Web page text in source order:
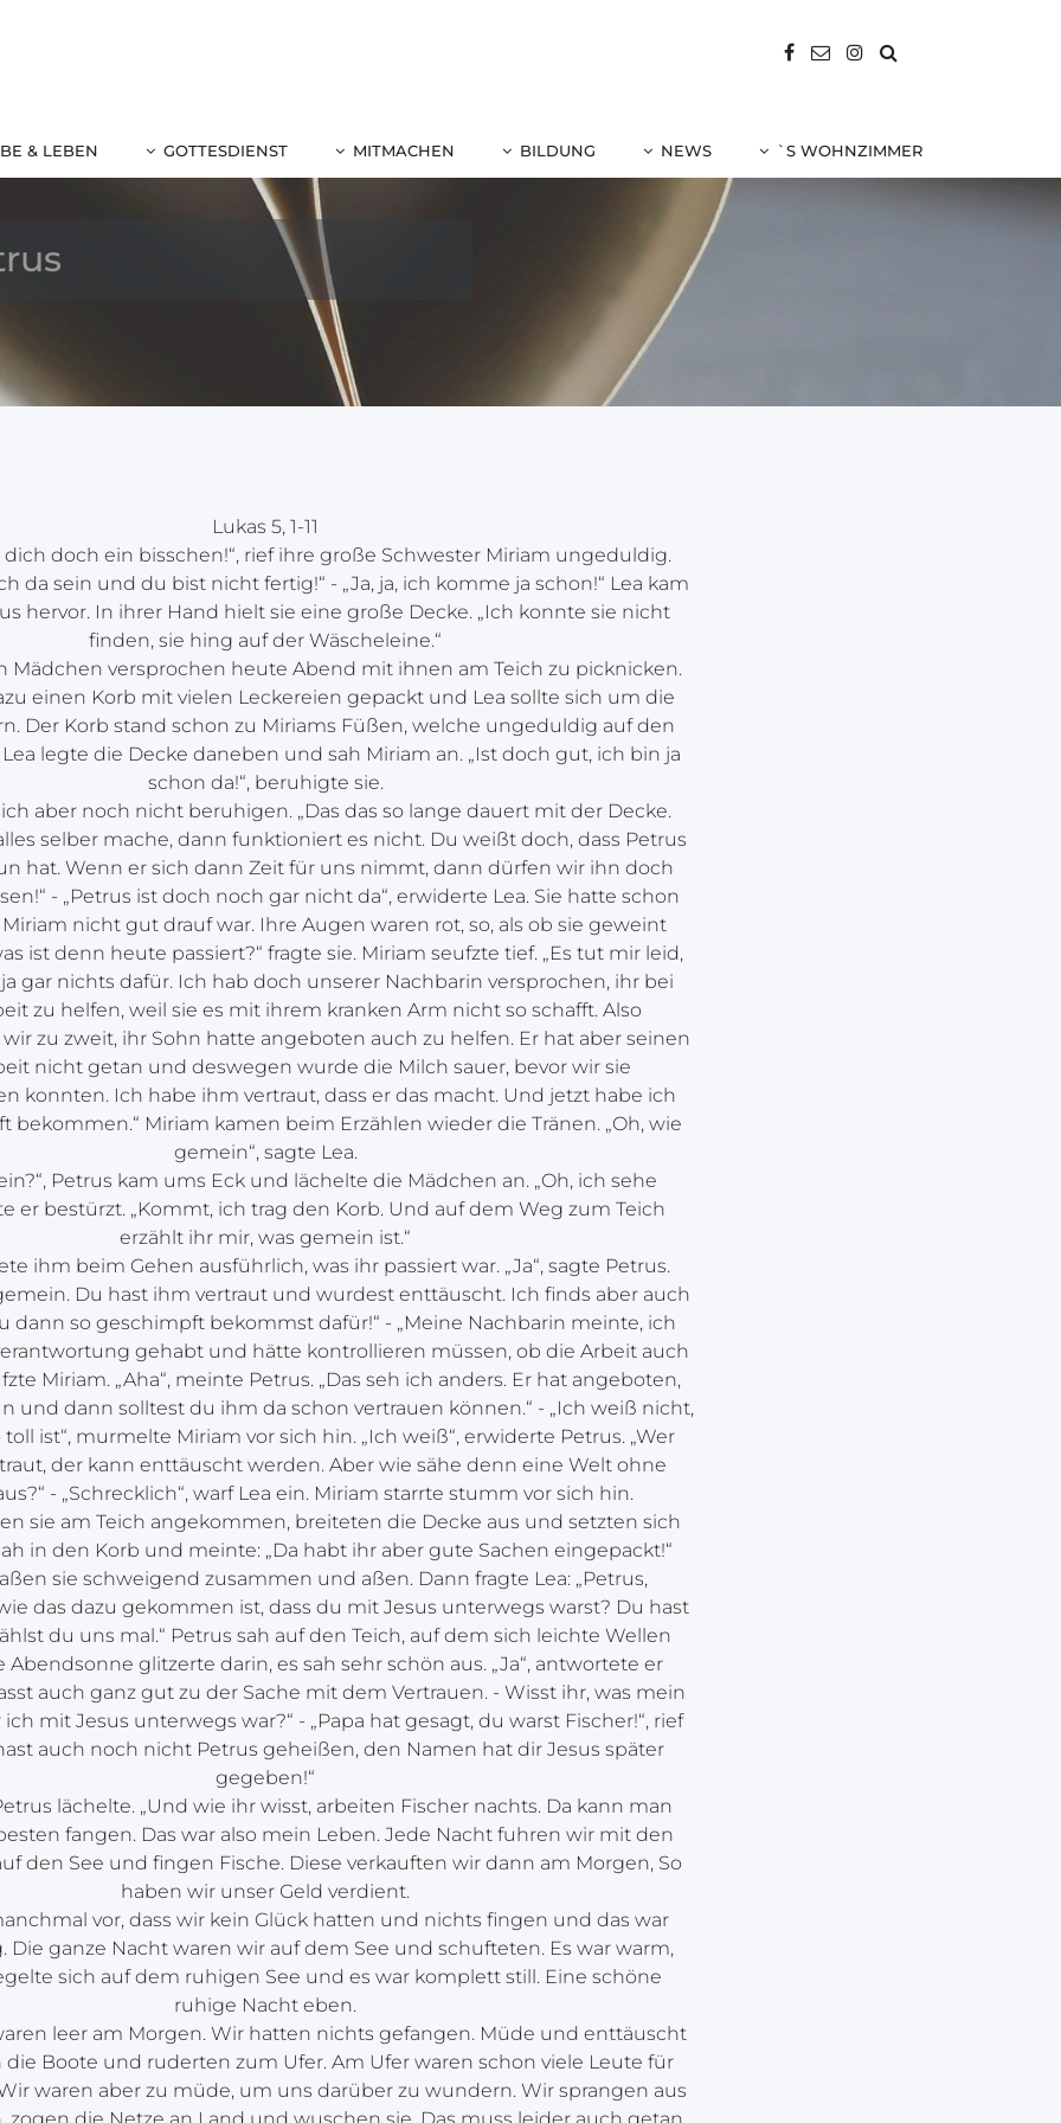
& LEBEN GOTTESDIENST MITMACHEN BILDUNG NEWS `S WOHNZIMMER
Lukas 5, 1-11
dich doch ein bisschen!“, rief ihre große Schwester Miriam ungeduldig.
da sein und du bist nicht fertig!“ - „Ja, ja, ich komme ja schon!“ Lea kam
hervor. In ihrer Hand hielt sie eine große Decke. „Ich konnte sie nicht
finden, sie hing auf der Wäscheleine.“
Mädchen versprochen heute Abend mit ihnen am Teich zu picknicken.
einen Korb mit vielen Leckereien gepackt und Lea sollte sich um die
Der Korb stand schon zu Miriams Füßen, welche ungeduldig auf den
legte die Decke daneben und sah Miriam an. „Ist doch gut, ich bin ja
schon da!“, beruhigte sie.
aber noch nicht beruhigen. „Das das so lange dauert mit der Decke.
selber mache, dann funktioniert es nicht. Du weißt doch, dass Petrus
hat. Wenn er sich dann Zeit für uns nimmt, dann dürfen wir ihn doch
- „Petrus ist doch noch gar nicht da“, erwiderte Lea. Sie hatte schon
nicht gut drauf war. Ihre Augen waren rot, so, als ob sie geweint
ist denn heute passiert?“ fragte sie. Miriam seufzte tief. „Es tut mir leid,
gar nichts dafür. Ich hab doch unserer Nachbarin versprochen, ihr bei
zu helfen, weil sie es mit ihrem kranken Arm nicht so schafft. Also
zu zweit, ihr Sohn hatte angeboten auch zu helfen. Er hat aber seinen
nicht getan und deswegen wurde die Milch sauer, bevor wir sie
konnten. Ich habe ihm vertraut, dass er das macht. Und jetzt habe ich
bekommen.“ Miriam kamen beim Erzählen wieder die Tränen. „Oh, wie
gemein“, sagte Lea.
Petrus kam ums Eck und lächelte die Mädchen an. „Oh, ich sehe
er bestürzt. „Kommt, ich trag den Korb. Und auf dem Weg zum Teich
erzählt ihr mir, was gemein ist.“
ihm beim Gehen ausführlich, was ihr passiert war. „Ja“, sagte Petrus.
Du hast ihm vertraut und wurdest enttäuscht. Ich finds aber auch
dann so geschimpft bekommst dafür!“ - „Meine Nachbarin meinte, ich
gehabt und hätte kontrollieren müssen, ob die Arbeit auch
Miriam. „Aha“, meinte Petrus. „Das seh ich anders. Er hat angeboten,
und dann solltest du ihm da schon vertrauen können.“ - „Ich weiß nicht,
ist“, murmelte Miriam vor sich hin. „Ich weiß“, erwiderte Petrus. „Wer
der kann enttäuscht werden. Aber wie sähe denn eine Welt ohne
- „Schrecklich“, warf Lea ein. Miriam starrte stumm vor sich hin.
sie am Teich angekommen, breiteten die Decke aus und setzten sich
in den Korb und meinte: „Da habt ihr aber gute Sachen eingepackt!“
sie schweigend zusammen und aßen. Dann fragte Lea: „Petrus,
das dazu gekommen ist, dass du mit Jesus unterwegs warst? Du hast
du uns mal.“ Petrus sah auf den Teich, auf dem sich leichte Wellen
Abendsonne glitzerte darin, es sah sehr schön aus. „Ja“, antwortete er
auch ganz gut zu der Sache mit dem Vertrauen. - Wisst ihr, was mein
mit Jesus unterwegs war?“ - „Papa hat gesagt, du warst Fischer!“, rief
auch noch nicht Petrus geheißen, den Namen hat dir Jesus später
gegeben!“
lächelte. „Und wie ihr wisst, arbeiten Fischer nachts. Da kann man
fangen. Das war also mein Leben. Jede Nacht fuhren wir mit den
den See und fingen Fische. Diese verkauften wir dann am Morgen, So
haben wir unser Geld verdient.
vor, dass wir kein Glück hatten und nichts fingen und das war
Die ganze Nacht waren wir auf dem See und schufteten. Es war warm,
sich auf dem ruhigen See und es war komplett still. Eine schöne
ruhige Nacht eben.
leer am Morgen. Wir hatten nichts gefangen. Müde und enttäuscht
die Boote und ruderten zum Ufer. Am Ufer waren schon viele Leute für
waren aber zu müde, um uns darüber zu wundern. Wir sprangen aus